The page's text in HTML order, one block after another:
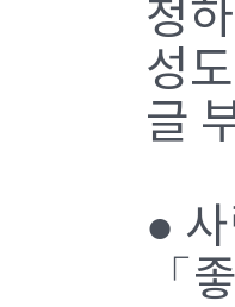
청
성
글
●
「